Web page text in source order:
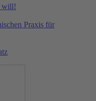
will!
Praxis für